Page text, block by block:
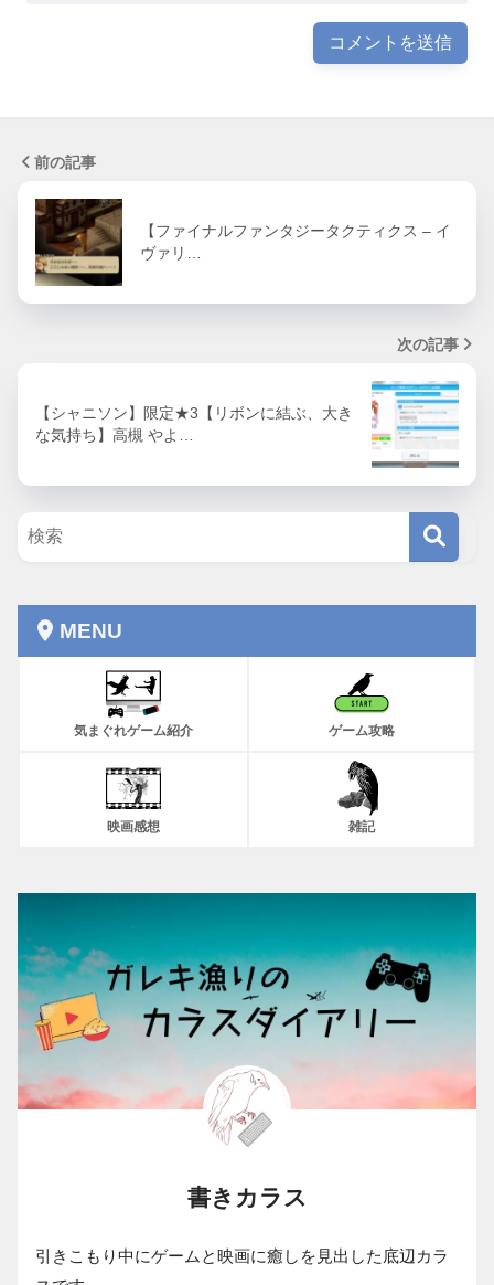
前の記事
【ファイナルファンタジータクティクス – イ
ヴァリ…
次の記事
【シャニソン】限定★3【リボンに結ぶ、大き
な気持ち】高槻 やよ…
MENU
気まぐれゲーム紹介 ゲーム攻略
映画感想 雑記
書きカラス
引きこもり中にゲームと映画に癒しを見出した底辺カラ